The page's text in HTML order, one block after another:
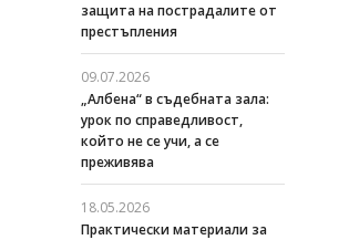
защита на пострадалите от
престъпления
09.07.2026
„Албена“ в съдебната зала:
урок по справедливост,
който не се учи, а се
преживява
18.05.2026
Практически материали за